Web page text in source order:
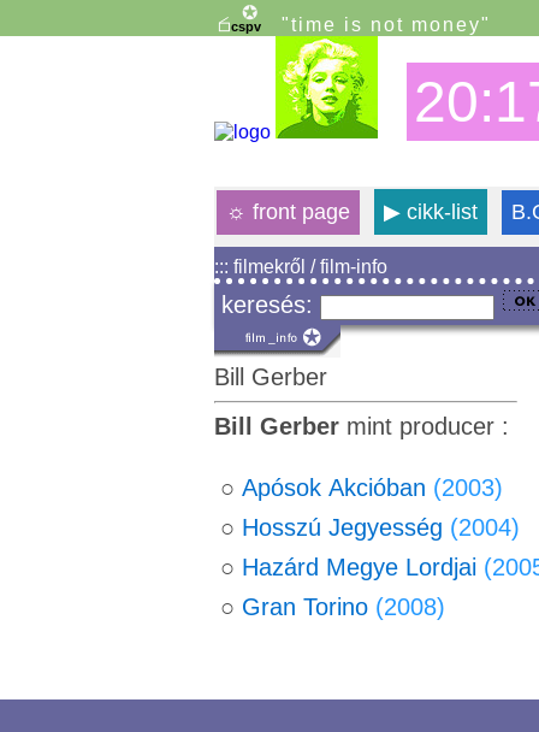
"time is not money"
☼ front page ▶cikk-list
::: filmekről / film-info
keresés:
Bill Gerber
Bill Gerbermint producer :
○ Apósok Akcióban (2003)
○ Hosszú Jegyesség (2004)
○ Hazárd Megye Lordjai
○ Gran Torino (2008)